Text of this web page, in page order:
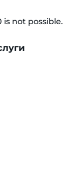
is not possible.